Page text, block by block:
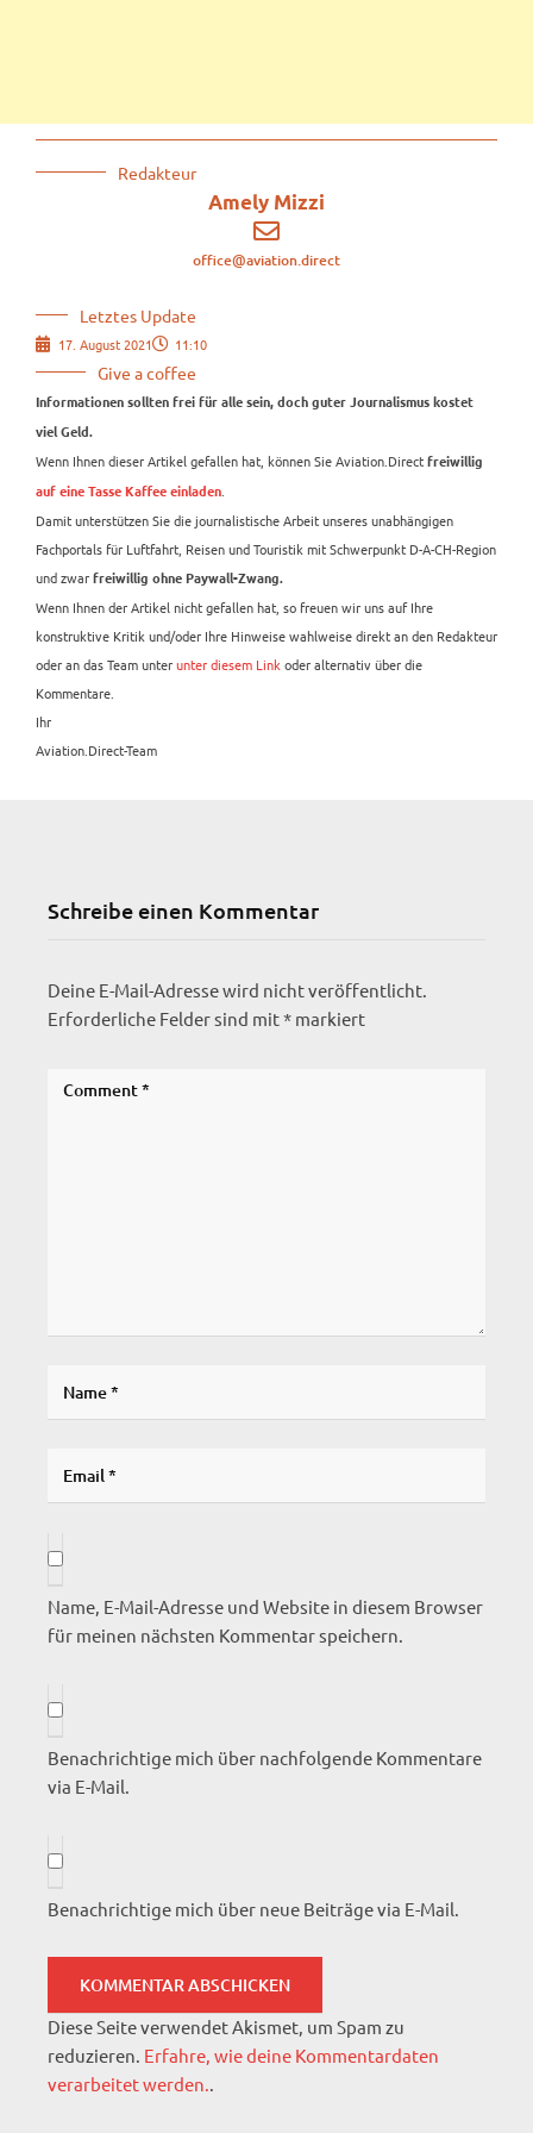
Redakteur
Amely Mizzi
office@aviation.direct
Letztes Update
17. August 2021 11:10
Give a coffee
Informationen sollten frei für alle sein, doch guter Journalismus kostet
viel Geld.
Wenn Ihnen dieser Artikel gefallen hat, können Sie Aviation.Direct freiwillig
auf eine Tasse Kaffee einladen
Damit unterstützen Sie die journalistische Arbeit unseres unabhängigen
Fachportals für Luftfahrt, Reisen und Touristik mit Schwerpunkt D-A-CH-Region
und zwar freiwillig ohne Paywall-Zwang.
Wenn Ihnen der Artikel nicht gefallen hat, so freuen wir uns auf Ihre
konstruktive Kritik und/oder Ihre Hinweise wahlweise direkt an den Redakteur
oder an das Team unterunter diesem Link oder alternativ über die
Kommentare.
Ihr
Aviation.Direct-Team
Schreibe einen Kommentar
Deine E-Mail-Adresse wird nicht veröffentlicht.
Erforderliche Felder sind mit* markiert
Name, E-Mail-Adresse und Website in diesem Browser
für meinen nächsten Kommentar speichern.
Benachrichtige mich über nachfolgende Kommentare
via E-Mail.
Benachrichtige mich über neue Beiträge via E-Mail.
Diese Seite verwendet Akismet, um Spam zu
reduzieren. Erfahre, wie deine Kommentardaten
verarbeitet werden.